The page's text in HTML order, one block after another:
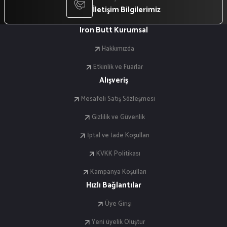
İletişim Bilgilerimiz
Iron Butt Kurumsal
Hakkımızda
Etkinlik ve Fuarlar
Alışveriş
Mesafeli Satış Sözleşmesi
Gizlilik ve Güvenlik
İptal ve İade Koşulları
KVKK Politikası
Kampanya Koşulları
Hızlı Bağlantılar
Üye Girişi
Yeni üyelik Oluştur